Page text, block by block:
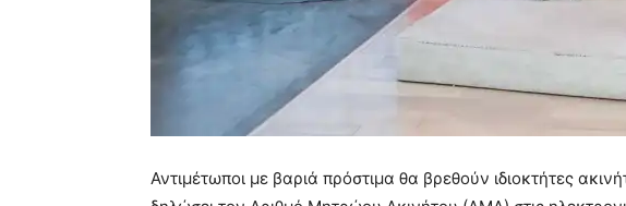
Αντιμέτωποι με βαριά πρόστιμα θα βρεθούν ιδιοκτήτες